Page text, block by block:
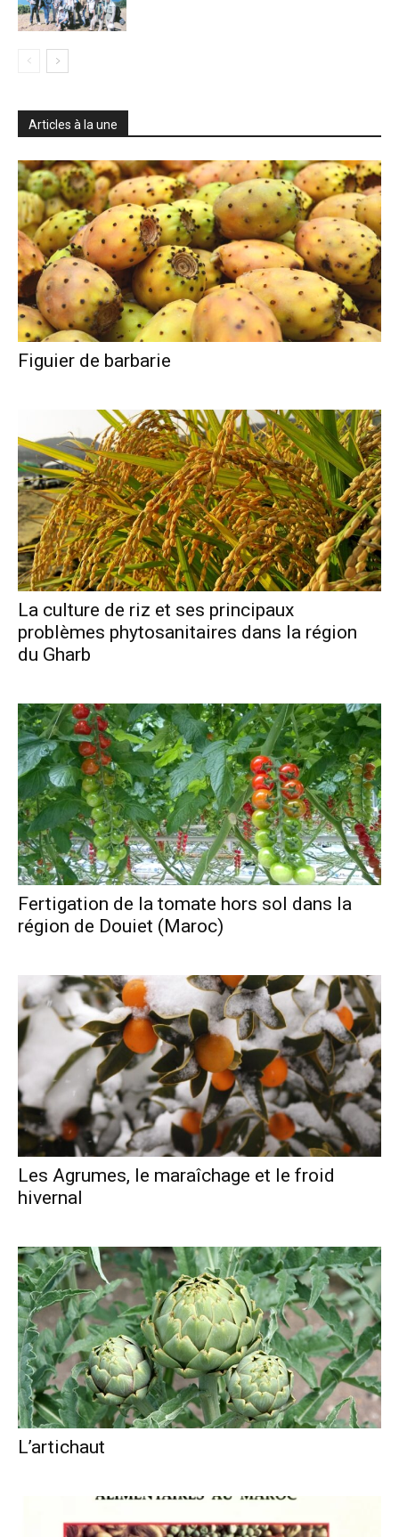
Articles à la une
Figuier de barbarie
La culture de riz et ses principaux
problèmes phytosanitaires dans la région
du Gharb
Fertigation de la tomate hors sol dans la
région de Douiet (Maroc)
Les Agrumes, le maraîchage et le froid
hivernal
L’artichaut